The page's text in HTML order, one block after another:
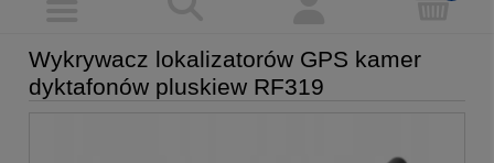
Wykrywacz lokalizatorów GPS kamer
dyktafonów pluskiew RF319